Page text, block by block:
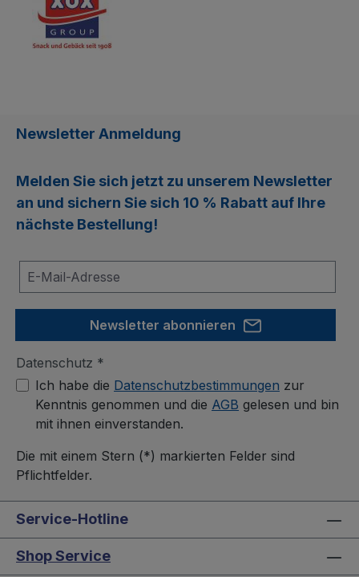
Newsletter Anmeldung
Melden Sie sich jetzt zu unserem Newsletter
an und sichern Sie sich 10 % Rabatt auf Ihre
nächste Bestellung!
Newsletter abonnieren
Datenschutz *
Ich habe die Datenschutzbestimmungen zur
Kenntnis genommen und die AGB gelesen und bin
mit ihnen einverstanden.
Die mit einem Stern (*) markierten Felder sind
Pflichtfelder.
Service-Hotline
Shop Service